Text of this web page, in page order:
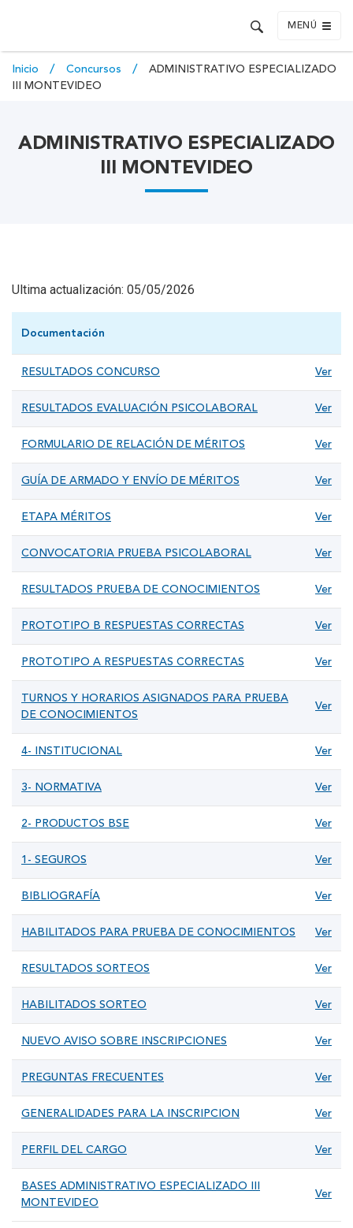
MENÚ
Inicio Concursos
ADMINISTRATIVO ESPECIALIZADO
III MONTEVIDEO
ADMINISTRATIVO ESPECIALIZADO
III MONTEVIDEO
Ultima actualización: 05/05/2026
Documentación
RESULTADOS CONCURSO Ver
RESULTADOS EVALUACIÓN PSICOLABORAL Ver
FORMULARIO DE RELACIÓN DE MÉRITOS Ver
GUÍA DE ARMADO Y ENVÍO DE MÉRITOS Ver
ETAPA MÉRITOS Ver
CONVOCATORIA PRUEBA PSICOLABORAL Ver
RESULTADOS PRUEBA DE CONOCIMIENTOS Ver
PROTOTIPO B RESPUESTAS CORRECTAS Ver
PROTOTIPO A RESPUESTAS CORRECTAS Ver
TURNOS Y HORARIOS ASIGNADOS PARA PRUEBA
DE CONOCIMIENTOS
Ver
4- INSTITUCIONAL Ver
3- NORMATIVA Ver
2- PRODUCTOS BSE Ver
1- SEGUROS Ver
BIBLIOGRAFÍA Ver
HABILITADOS PARA PRUEBA DE CONOCIMIENTOS Ver
RESULTADOS SORTEOS Ver
HABILITADOS SORTEO Ver
NUEVO AVISO SOBRE INSCRIPCIONES Ver
PREGUNTAS FRECUENTES Ver
GENERALIDADES PARA LA INSCRIPCION Ver
PERFIL DEL CARGO Ver
BASES ADMINISTRATIVO ESPECIALIZADO III
MONTEVIDEO
Ver